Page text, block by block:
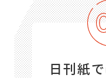
日刊紙